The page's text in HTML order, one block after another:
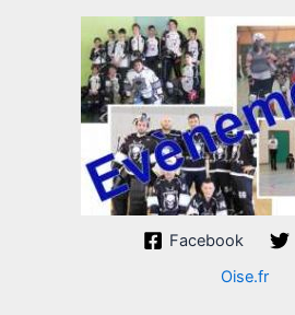
Facebook
Oise.fr